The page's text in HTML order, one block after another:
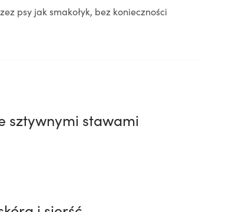
psy jak smakołyk, bez konieczności
sztywnymi stawami